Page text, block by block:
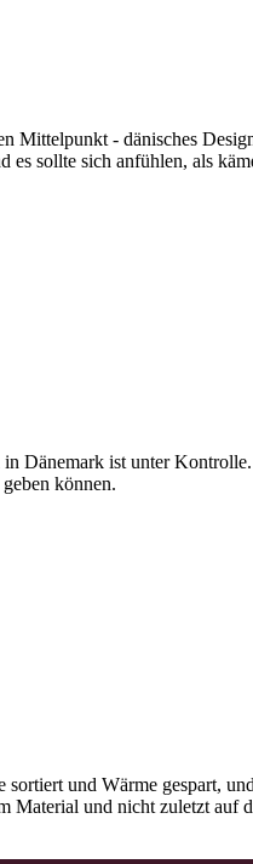
Mittelpunkt - dänisches
es sollte sich anfühlen, als
Dänemark ist unter
können.
und Wärme gespart,
Material und nicht zuletzt